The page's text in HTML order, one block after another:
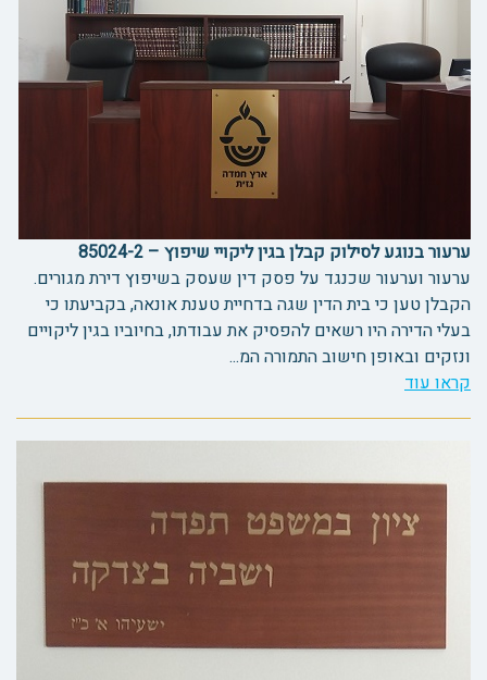
ערעור בנוגע לסילוק קבלן בגין ליקויי שיפוץ – 85024-2
ערעור וערעור שכנגד על פסק דין שעסק בשיפוץ דירת מגורים.
הקבלן טען כי בית הדין שגה בדחיית טענת אונאה, בקביעתו כי
בעלי הדירה היו רשאים להפסיק את עבודתו, בחיוביו בגין ליקויים
ונזקים ובאופן חישוב התמורה המ...
קראו עוד